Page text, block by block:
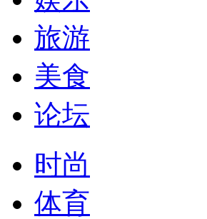
旅游
美食
论坛
时尚
体育